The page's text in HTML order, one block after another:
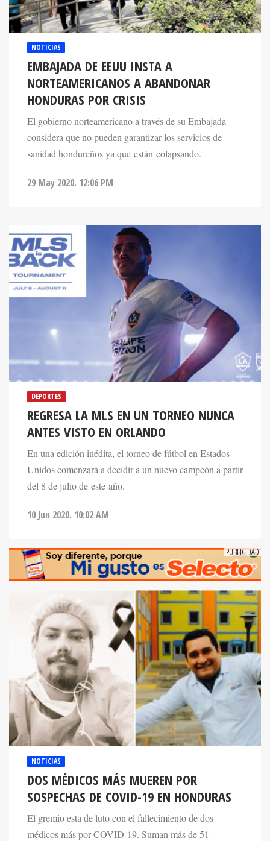
NOTICIAS
EMBAJADA DE EEUU INSTA A
NORTEAMERICANOS A ABANDONAR
HONDURAS POR CRISIS
El gobierno norteamericano a través de su Embajada
considera que no pueden garantizar los servicios de
sanidad hondureños ya que están colapsando.
29 May 2020. 12:06 PM
DEPORTES
REGRESA LA MLS EN UN TORNEO NUNCA
ANTES VISTO EN ORLANDO
En una edición inédita, el torneo de fútbol en Estados
Unidos comenzará a decidir a un nuevo campeón a partir
del 8 de julio de este año.
10 Jun 2020. 10:02 AM
NOTICIAS
DOS MÉDICOS MÁS MUEREN POR
SOSPECHAS DE COVID-19 EN HONDURAS
El gremio esta de luto con el fallecimiento de dos
médicos más por COVID-19. Suman más de 51
personas relacionadas la medicina en el país.